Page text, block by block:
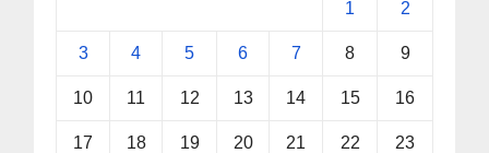
1 2
3 4 5 6 7 8 9
10 11 12 13 14 15 16
17 18 19 20 21 22 23